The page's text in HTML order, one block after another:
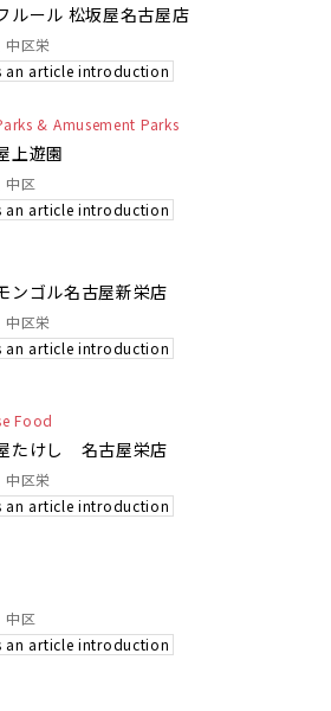
ルール 松坂屋名古屋店
中区栄
an article introduction
& Amusement Parks
上遊園
中区
an article introduction
ンゴル名古屋新栄店
中区栄
an article introduction
Food
たけし 名古屋栄店
中区栄
an article introduction
中区
an article introduction